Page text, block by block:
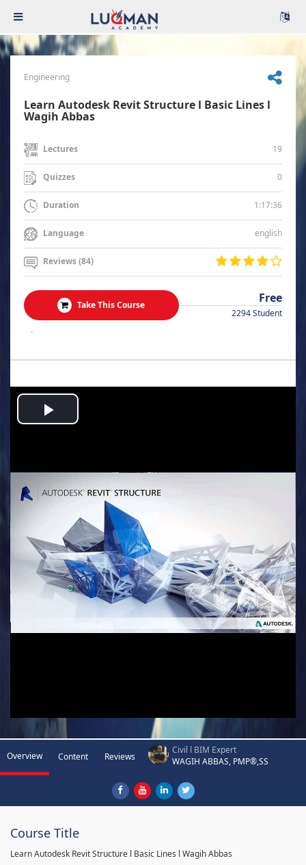
Engineering
Learn Autodesk Revit Structure l Basic Lines l
Wagih Abbas
Lectures 19
Quizzes 0
Duration 1:17:36
Language english
Reviews (84)
Take This Course Free
2294 Student
.
Play
Overview Content Reviews
Civil l BIM Expert
WAGIH ABBAS, PMP®,SS
Course Title
Learn Autodesk Revit Structure l Basic Lines l Wagih Abbas